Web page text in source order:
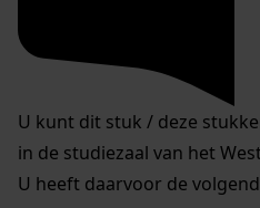
U kunt dit stuk / deze
in de studiezaal van het
U heeft daarvoor de